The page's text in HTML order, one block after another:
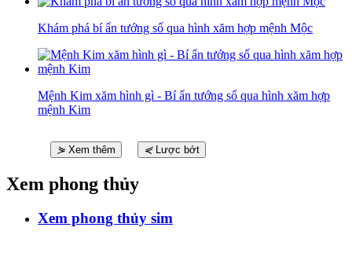
Khám phá bí ẩn tướng số qua hình xăm hợp mệnh Mộc
Mệnh Kim xăm hình gì - Bí ẩn tướng số qua hình xăm hợp
mệnh Kim
⋟ Xem thêm ⋞ Lược bớt
Xem phong thủy
Xem phong thủy sim